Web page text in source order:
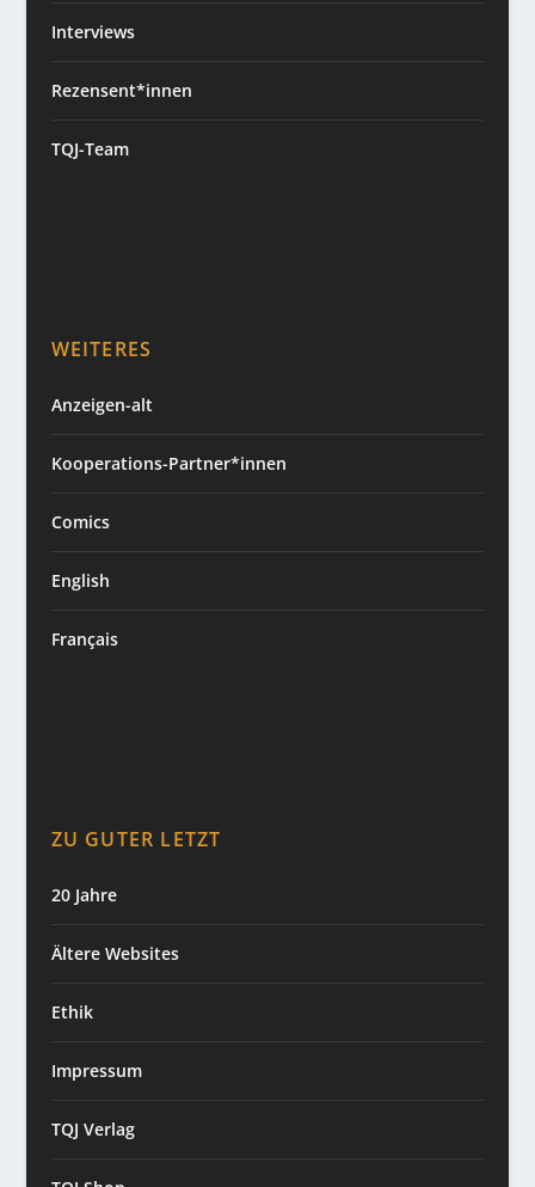
Interviews
Rezensent*innen
TQJ-Team
WEITERES
Anzeigen-alt
Kooperations-Partner*innen
Comics
English
Français
ZU GUTER LETZT
20 Jahre
Ältere Websites
Ethik
Impressum
TQJ Verlag